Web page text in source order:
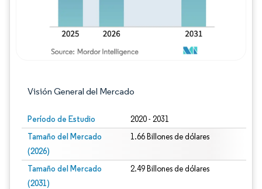
Visión General del Mercado
Período de Estudio 2020 - 2031
Tamaño del Mercado
(2026)
1.66 Billones de dólares
Tamaño del Mercado
(2031)
2.49 Billones de dólares